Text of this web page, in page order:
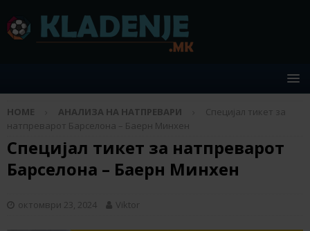
HOME АНАЛИЗА НА НАТПРЕВАРИ
Специјал тикет за
натпреварот Барселона – Баерн Минхен
Специјал тикет за натпреварот
Барселона – Баерн Минхен
октомври 23, 2024 Viktor